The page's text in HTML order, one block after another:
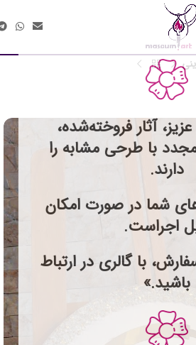
آثار فروخته‌شده،
با طرحی مشابه را
دارند.
شما در صورت امکان
اجراست.
با گالری در ارتباط
باشید.»